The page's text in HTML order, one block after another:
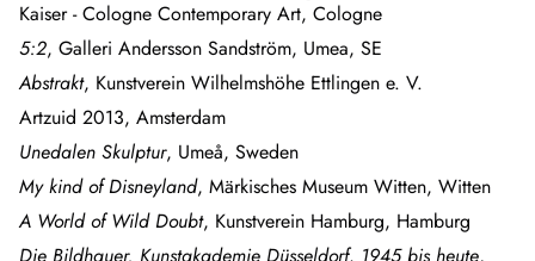
Kaiser - Cologne Contemporary Art, Cologne
5:2, Galleri Andersson Sandström, Umea, SE
Abstrakt, Kunstverein Wilhelmshöhe Ettlingen e. V.
Artzuid 2013, Amsterdam
Unedalen Skulptur, Umeå, Sweden
My kind of Disneyland, Märkisches Museum Witten, Witten
A World of Wild Doubt, Kunstverein Hamburg, Hamburg
Die Bildhauer. Kunstakademie Düsseldorf, 1945 bis heute,